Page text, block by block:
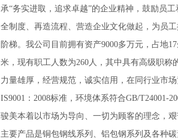
承“务实进取，追求卓越”的企业精神，鼓励员
全制度、再造流程、营造企业文化做起，为员
阶梯。我公司目前拥有资产9000多万元，占地
米，现有职工人数为260人，其中具有高级职称
力量雄厚，经营规范，诚实信用，在同行业市
IS9001：2008标准，环境体系符合GB/T24001-
骏美本着以市场为导向、一切为顾客的理念，
主要产品是铜包钢线系列、铝包钢系列及各种